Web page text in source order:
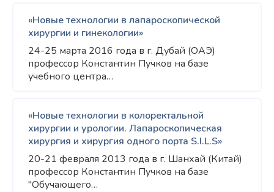
«Новые технологии в лапароскопической
хирургии и гинекологии»
24-25 марта 2016 года в г. Дубай (ОАЭ)
профессор Константин Пучков на базе
учебного центра…
«Новые технологии в колоректальной
хирургии и урологии. Лапароскопическая
хирургия и хирургия одного порта S.I.L.S»
20-21 февраля 2013 года в г. Шанхай (Китай)
профессор Константин Пучков на базе
"Обучающего…